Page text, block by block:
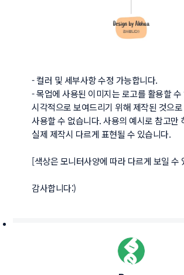
- 컬러 및 세부사항 수정 가능합니다.
- 목업에 사용된 이미지는 로고를 활용할 수
시각적으로 보여드리기 위해 제작된 것으
사용할 수 없습니다. 사용의 예시로 참고만
실제 제작시 다르게 표현될 수 있습니다.
[색상은 모니터사양에 따라 다르게 보일 수
감사합니다:)